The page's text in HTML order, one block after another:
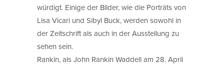
würdigt. Einige der Bilder, wie die Porträts von
Lisa Vicari und Sibyl Buck, werden sowohl in
der Zeitschrift als auch in der Ausstellung zu
sehen sein.
Rankin, als John Rankin Waddell am 28. April